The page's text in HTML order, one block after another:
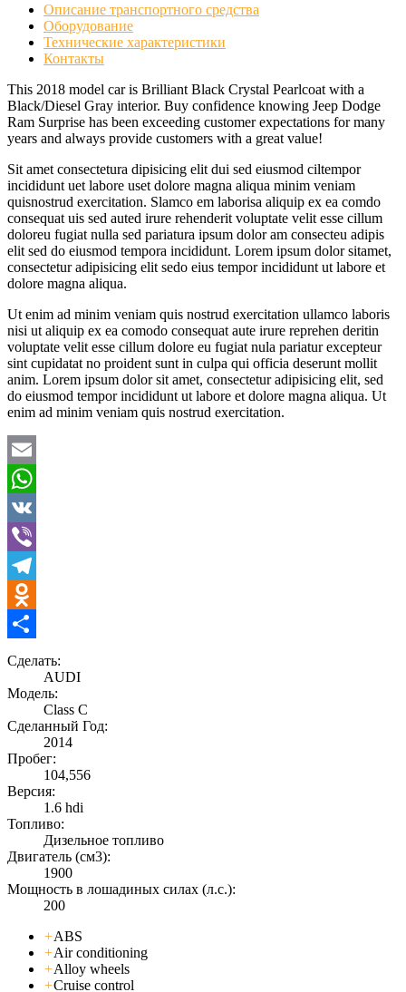
Описание транспортного средства
Оборудование
Технические характеристики
Контакты
This 2018 model car is Brilliant Black Crystal Pearlcoat with a
Black/Diesel Gray interior. Buy confidence knowing Jeep Dodge
Ram Surprise has been exceeding customer expectations for many
years and always provide customers with a great value!
Sit amet consectetura dipisicing elit dui sed eiusmod ciltempor
incididunt uet labore uset dolore magna aliqua minim veniam
quisnostrud exercitation. Slamco em laborisa aliquip ex ea comdo
consequat uis sed auted irure rehenderit voluptate velit esse cillum
doloreu fugiat nulla sed pariatura ipsum dolor am consecteu adipis
elit sed do eiusmod tempora incididunt. Lorem ipsum dolor sitamet,
consectetur adipisicing elit sedo eius tempor incididunt ut labore et
dolore magna aliqua.
Ut enim ad minim veniam quis nostrud exercitation ullamco laboris
nisi ut aliquip ex ea comodo consequat aute irure reprehen deritin
voluptate velit esse cillum dolore eu fugiat nula pariatur excepteur
sint cupidatat no proident sunt in culpa qui officia deserunt mollit
anim. Lorem ipsum dolor sit amet, consectetur adipisicing elit, sed
do eiusmod tempor incididunt ut labore et dolore magna aliqua. Ut
enim ad minim veniam quis nostrud exercitation.
Email
WhatsApp
VK
Viber
Telegram
Odnoklassniki
Отправить
Сделать:
AUDI
Модель:
Class C
Сделанный Год:
2014
Пробег:
104,556
Версия:
1.6 hdi
Топливо:
Дизельное топливо
Двигатель (см3):
1900
Мощность в лошадиных силах (л.с.):
200
+ABS
+Air conditioning
+Alloy wheels
+Cruise control